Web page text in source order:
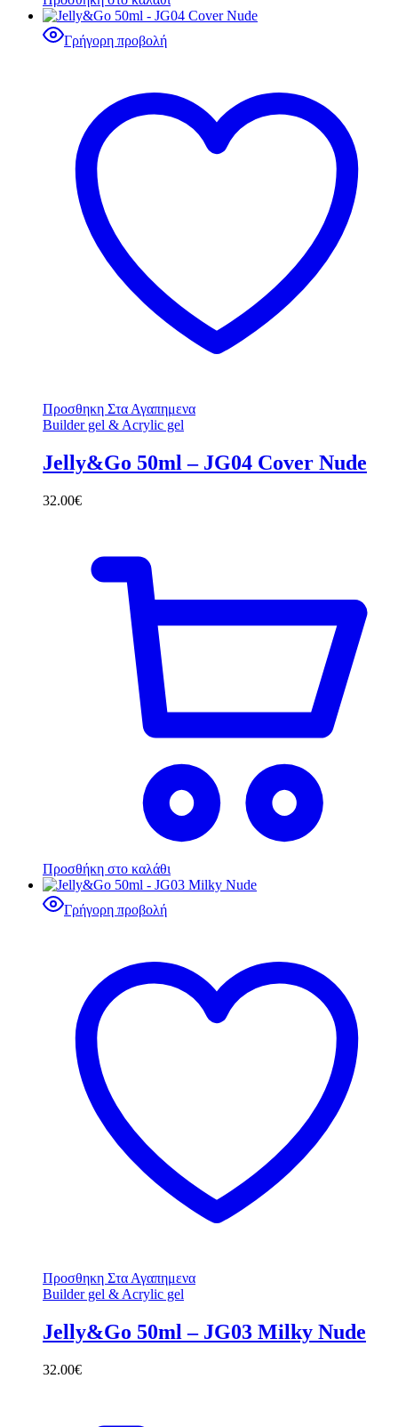
Γρήγορη προβολή
Προσθηκη Στα Αγαπημενα
Builder gel & Acrylic gel
Jelly&Go 50ml – JG04 Cover Nude
32.00€
Προσθήκη στο καλάθι
Γρήγορη προβολή
Προσθηκη Στα Αγαπημενα
Builder gel & Acrylic gel
Jelly&Go 50ml – JG03 Milky Nude
32.00€